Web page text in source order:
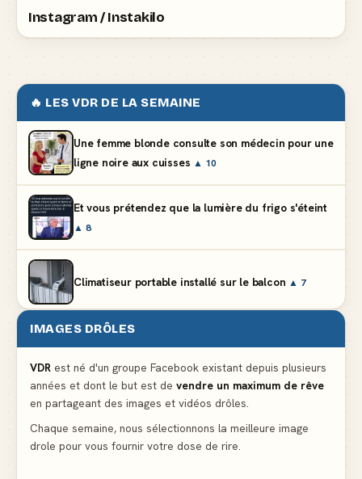
Instagram / Instakilo
🔥 LES VDR DE LA SEMAINE
Une femme blonde consulte son médecin pour une
ligne noire aux cuisses ▲ 10
Et vous prétendez que la lumière du frigo s'éteint
▲ 8
Climatiseur portable installé sur le balcon ▲ 7
Le problème cardiaque du médecin ▲ 6
La voisine en bikini pour que le mari tonde la
pelouse
IMAGES DRÔLES
VDR est né d'un groupe Facebook existant depuis plusieurs
années et dont le but est de vendre un maximum de rêve
en partageant des images et vidéos drôles.
Chaque semaine, nous sélectionnons la meilleure image
drole pour vous fournir votre dose de rire.